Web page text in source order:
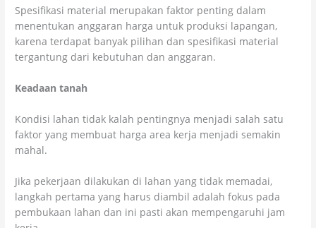
Spesifikasi material merupakan faktor penting dalam
menentukan anggaran harga untuk produksi lapangan,
karena terdapat banyak pilihan dan spesifikasi material
tergantung dari kebutuhan dan anggaran.
Keadaan tanah
Kondisi lahan tidak kalah pentingnya menjadi salah satu
faktor yang membuat harga area kerja menjadi semakin
mahal.
Jika pekerjaan dilakukan di lahan yang tidak memadai,
langkah pertama yang harus diambil adalah fokus pada
pembukaan lahan dan ini pasti akan mempengaruhi jam